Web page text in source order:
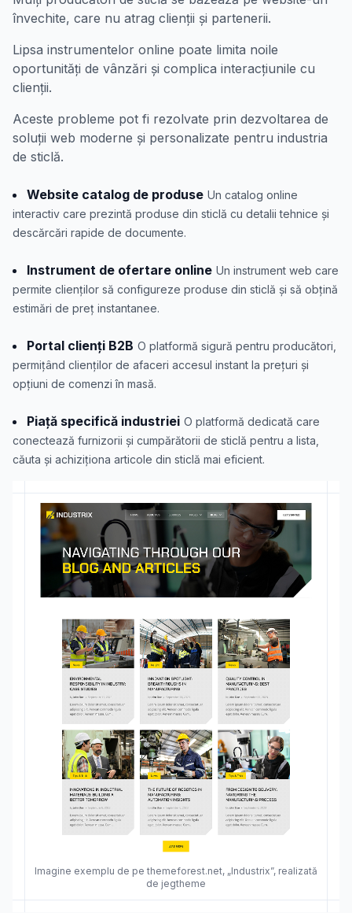
Imagine exemplu de pe themeforest.net, „Industrix”, realizată
de jegtheme
învechite, care nu atrag clienții și partenerii.
Lipsa instrumentelor online poate limita noile
oportunități de vânzări și complica interacțiunile cu
clienții.
Aceste probleme pot fi rezolvate prin dezvoltarea de
soluții web moderne și personalizate pentru industria
de sticlă.
Website catalog de produse Un catalog online
interactiv care prezintă produse din sticlă cu detalii tehnice și
descărcări rapide de documente.
Instrument de ofertare online Un instrument web care
permite clienților să configureze produse din sticlă și să obțină
estimări de preț instantanee.
Portal clienți B2B O platformă sigură pentru producători,
permițând clienților de afaceri accesul instant la prețuri și
opțiuni de comenzi în masă.
Piață specifică industriei O platformă dedicată care
conectează furnizorii și cumpărătorii de sticlă pentru a lista,
căuta și achiziționa articole din sticlă mai eficient.